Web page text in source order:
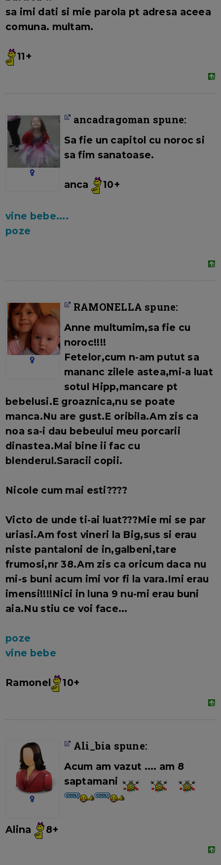
sa imi dati si mie parola pt adresa aceea
comuna. multam.
11+
ancadragoman spune:
Sa fie un capitol cu noroc si
sa fim sanatoase.
anca 10+
vine bebe....
poze
RAMONELLA spune:
Anne multumim,sa fie cu
noroc!!!!
Fetelor,cum n-am putut sa
mananc zilele astea,mi-a luat
sotul Hipp,mancare pt
bebelusi.E groaznica,nu se poate
manca.Nu are gust.E oribila.Am zis ca
noa sa-i dau bebeului meu porcarii
dinastea.Mai bine ii fac cu
blenderul.Saracii copii.
Nicole cum mai esti????
Victo de unde ti-ai luat???Mie mi se par
uriasi.Am fost vineri la Big,sus si erau
niste pantaloni de in,galbeni,tare
frumosi,nr 38.Am zis ca oricum daca nu
mi-s buni acum imi vor fi la vara.Imi erau
imensi!!!!Nici in luna 9 nu-mi erau buni
aia.Nu stiu ce voi face...
poze
vine bebe
Ramonel 10+
Ali_bia spune:
Acum am vazut .... am 8
saptamani
Alina 8+